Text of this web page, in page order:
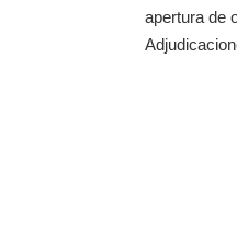
apertura de